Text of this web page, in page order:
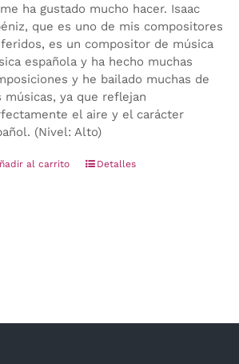
ha gustado mucho hacer. Isaac
que es uno de mis compositores
es un compositor de música
española y ha hecho muchas
y he bailado muchas de
músicas, ya que reflejan
el aire y el carácter
(Nivel: Alto)
al carrito Detalles